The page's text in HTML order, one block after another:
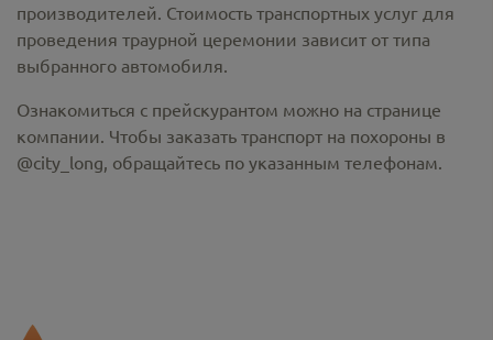
производителей. Стоимость транспортных услуг для
проведения траурной церемонии зависит от типа
выбранного автомобиля.
Ознакомиться с прейскурантом можно на странице
компании. Чтобы заказать транспорт на похороны в
@city_long, обращайтесь по указанным телефонам.